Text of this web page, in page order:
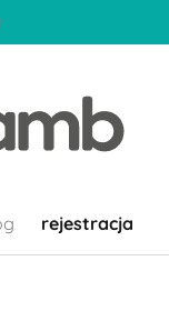
rejestracja